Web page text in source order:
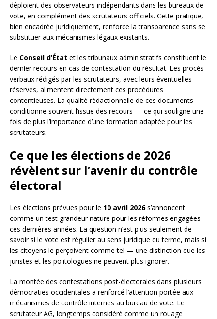
déploient des observateurs indépendants dans les bureaux de
vote, en complément des scrutateurs officiels. Cette pratique,
bien encadrée juridiquement, renforce la transparence sans se
substituer aux mécanismes légaux existants.
Le Conseil d’État et les tribunaux administratifs constituent le
dernier recours en cas de contestation du résultat. Les procès-
verbaux rédigés par les scrutateurs, avec leurs éventuelles
réserves, alimentent directement ces procédures
contentieuses. La qualité rédactionnelle de ces documents
conditionne souvent l’issue des recours — ce qui souligne une
fois de plus l’importance d’une formation adaptée pour les
scrutateurs.
Ce que les élections de 2026
révèlent sur l’avenir du contrôle
électoral
Les élections prévues pour le 10 avril 2026s’annoncent
comme un test grandeur nature pour les réformes engagées
ces dernières années. La question n’est plus seulement de
savoir si le vote est régulier au sens juridique du terme, mais si
les citoyens le perçoivent comme tel — une distinction que les
juristes et les politologues ne peuvent plus ignorer.
La montée des contestations post-électorales dans plusieurs
démocraties occidentales a renforcé l’attention portée aux
mécanismes de contrôle internes au bureau de vote. Le
scrutateur AG, longtemps considéré comme un rouage